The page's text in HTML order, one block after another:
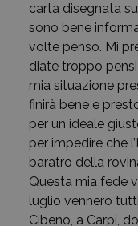
carta disegnata
sono bene
volte penso. Mi
diate troppo
mia situazione
finirà bene e
per un ideale
per impedire che
baratro della
Questa mia fede
luglio vennero
Cibeno, a Carpi,